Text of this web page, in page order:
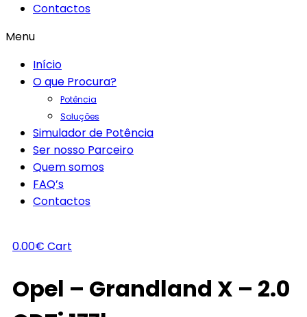
Contactos
Menu
Início
O que Procura?
Potência
Soluções
Simulador de Potência
Ser nosso Parceiro
Quem somos
FAQ’s
Contactos
0.00€ Cart
Opel – Grandland X – 2.0